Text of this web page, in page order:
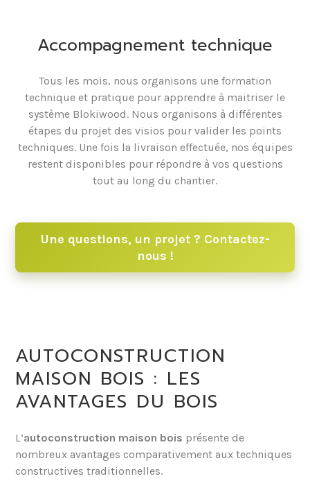
Accompagnement technique
Tous les mois, nous organisons une formation
technique et pratique pour apprendre à maitriser le
système Blokiwood. Nous organisons à différentes
étapes du projet des visios pour valider les points
techniques. Une fois la livraison effectuée, nos équipes
restent disponibles pour répondre à vos questions
tout au long du chantier.
Une questions, un projet ? Contactez-
nous !
AUTOCONSTRUCTION
MAISON BOIS : LES
AVANTAGES DU BOIS
L’autoconstruction maison bois présente de
nombreux avantages comparativement aux techniques
constructives traditionnelles.